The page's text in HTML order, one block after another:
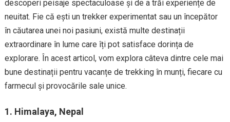
descoperi peisaje spectaculoase și de a trăi experiențe de
neuitat. Fie că ești un trekker experimentat sau un începător
în căutarea unei noi pasiuni, există multe destinații
extraordinare în lume care îți pot satisface dorința de
explorare. În acest articol, vom explora câteva dintre cele mai
bune destinații pentru vacanțe de trekking în munți, fiecare cu
farmecul și provocările sale unice.
1. Himalaya, Nepal